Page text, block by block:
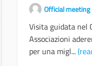
Official meeting
Visita guidata nel
Associazioni
per una migl...